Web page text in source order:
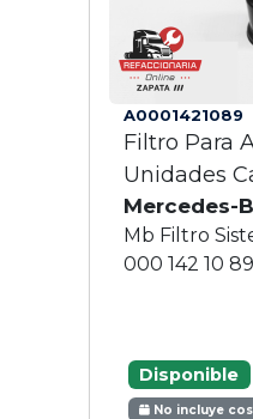
A0001421089
Filtro Para
Unidades
Mercedes-
Mb Filtro
000 142 10 89
Disponible
No incluye